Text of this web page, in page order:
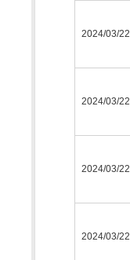
2024/03/22
2024/03/22
2024/03/22
2024/03/22